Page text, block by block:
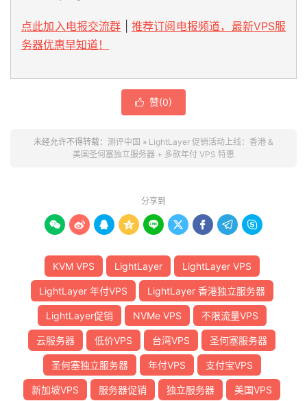
点此加入电报交流群
推荐订阅电报频道，最新VPS服
务器优惠早知道！
 赞(0)
未经允许不得转载： 测评中国 » LightLayer 促销活动上线：香港 &
美国圣何塞独立服务器 + 多款年付 VPS 特惠
分享到
        
KVM VPS LightLayer LightLayer VPS
LightLayer 年付VPS LightLayer 香港独立服务器
LightLayer促销 NVMe VPS 不限流量VPS
云服务器 低价VPS 台湾VPS 圣何塞服务器
圣何塞独立服务器 年付VPS 支付宝VPS
新加坡VPS 服务器促销 独立服务器 美国VPS